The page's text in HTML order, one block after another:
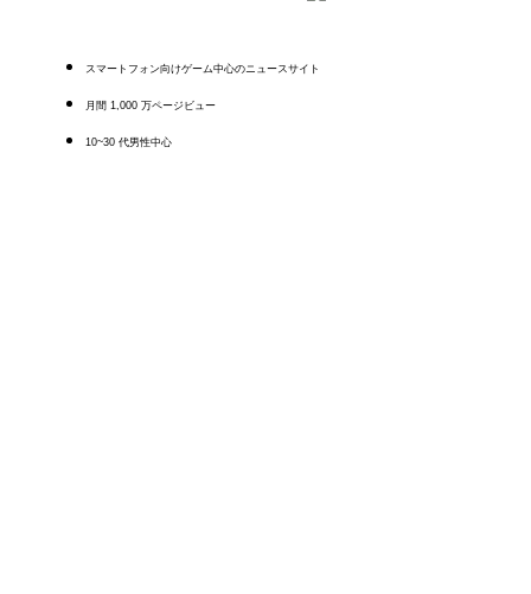
スマートフォン向けゲーム中心のニュースサイト
月間 1,000 万ページビュー
10~30 代男性中心